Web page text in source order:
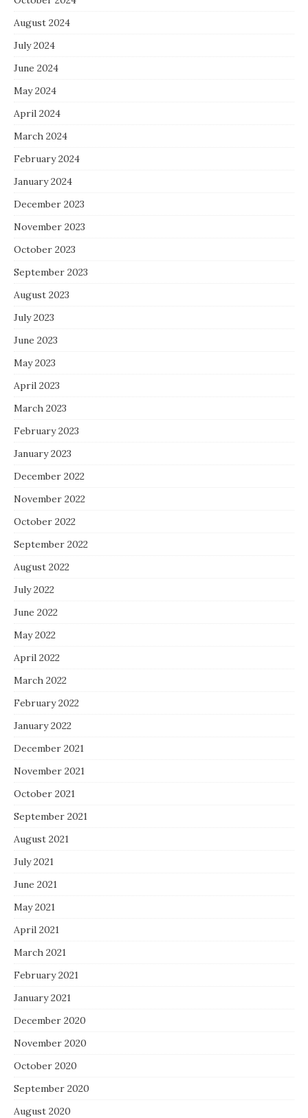
August 2024
July 2024
June 2024
May 2024
April 2024
March 2024
February 2024
January 2024
December 2023
November 2023
October 2023
September 2023
August 2023
July 2023
June 2023
May 2023
April 2023
March 2023
February 2023
January 2023
December 2022
November 2022
October 2022
September 2022
August 2022
July 2022
June 2022
May 2022
April 2022
March 2022
February 2022
January 2022
December 2021
November 2021
October 2021
September 2021
August 2021
July 2021
June 2021
May 2021
April 2021
March 2021
February 2021
January 2021
December 2020
November 2020
October 2020
September 2020
August 2020